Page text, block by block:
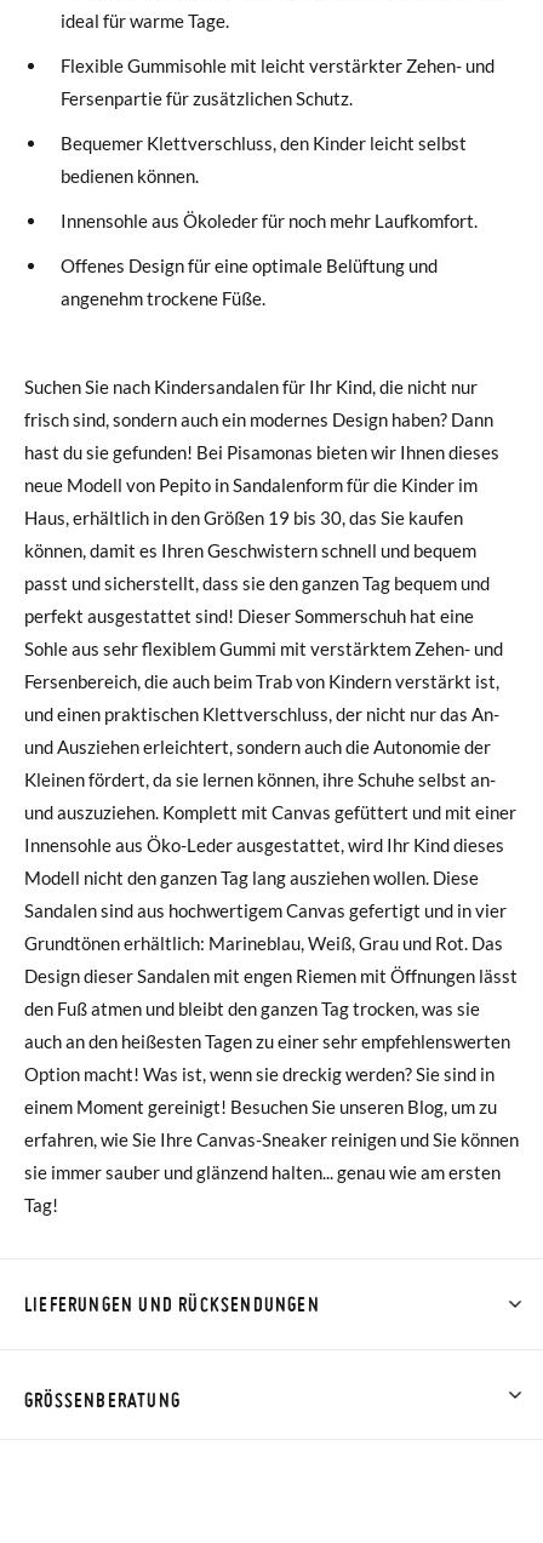
ideal für warme Tage.
Flexible Gummisohle mit leicht verstärkter Zehen- und
Fersenpartie für zusätzlichen Schutz.
Bequemer Klettverschluss, den Kinder leicht selbst
bedienen können.
Innensohle aus Ökoleder für noch mehr Laufkomfort.
Offenes Design für eine optimale Belüftung und
angenehm trockene Füße.
Suchen Sie nach Kindersandalen für Ihr Kind, die nicht nur
frisch sind, sondern auch ein modernes Design haben? Dann
hast du sie gefunden! Bei Pisamonas bieten wir Ihnen dieses
neue Modell von Pepito in Sandalenform für die Kinder im
Haus, erhältlich in den Größen 19 bis 30, das Sie kaufen
können, damit es Ihren Geschwistern schnell und bequem
passt und sicherstellt, dass sie den ganzen Tag bequem und
perfekt ausgestattet sind! Dieser Sommerschuh hat eine
Sohle aus sehr flexiblem Gummi mit verstärktem Zehen- und
Fersenbereich, die auch beim Trab von Kindern verstärkt ist,
und einen praktischen Klettverschluss, der nicht nur das An-
und Ausziehen erleichtert, sondern auch die Autonomie der
Kleinen fördert, da sie lernen können, ihre Schuhe selbst an-
und auszuziehen. Komplett mit Canvas gefüttert und mit einer
Innensohle aus Öko-Leder ausgestattet, wird Ihr Kind dieses
Modell nicht den ganzen Tag lang ausziehen wollen. Diese
Sandalen sind aus hochwertigem Canvas gefertigt und in vier
Grundtönen erhältlich: Marineblau, Weiß, Grau und Rot. Das
Design dieser Sandalen mit engen Riemen mit Öffnungen lässt
den Fuß atmen und bleibt den ganzen Tag trocken, was sie
auch an den heißesten Tagen zu einer sehr empfehlenswerten
Option macht! Was ist, wenn sie dreckig werden? Sie sind in
einem Moment gereinigt! Besuchen Sie unseren Blog, um zu
erfahren, wie Sie Ihre Canvas-Sneaker reinigen und Sie können
sie immer sauber und glänzend halten... genau wie am ersten
Tag!
LIEFERUNGEN UND RÜCKSENDUNGEN
Bestellungen unter 40 € kostet der Standardversand 4,95 €;
GRÖSSENBERATUNG